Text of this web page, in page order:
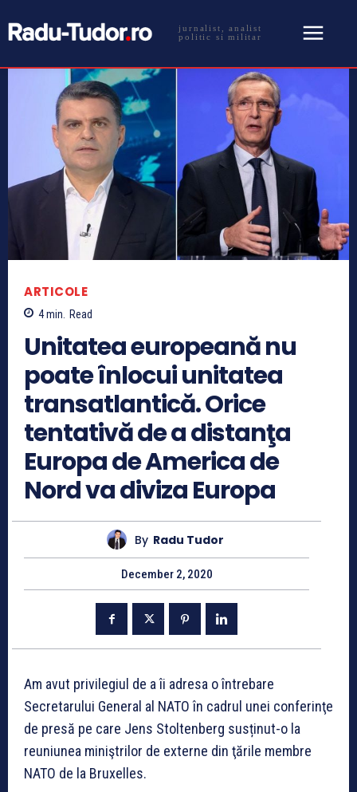
jurnalist, analist
politic si militar
ARTICOLE
4min. Read
Unitatea europeană nu
poate înlocui unitatea
transatlantică. Orice
tentativă de a distanţa
Europa de America de
Nord va diviza Europa
By Radu Tudor
December 2, 2020
Am avut privilegiul de a îi adresa o întrebare
Secretarului General al NATO în cadrul unei conferinţe
de presă pe care Jens Stoltenberg susținut-o la
reuniunea miniştrilor de externe din ţările membre
NATO de la Bruxelles.